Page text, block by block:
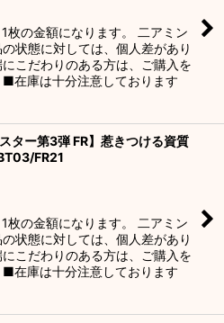
枚の金額になります。 二アミン
の状態に対しては、個人差があり
こだわりのある方は、ご購入を
■在庫は十分注意しております
ター第3弾 FR】惹きつける資質
FR21
枚の金額になります。 二アミン
の状態に対しては、個人差があり
こだわりのある方は、ご購入を
■在庫は十分注意しております